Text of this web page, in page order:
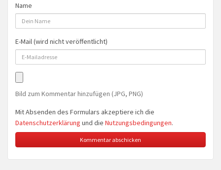
Name
E-Mail (wird nicht veröffentlicht)
Bild zum Kommentar hinzufügen (JPG, PNG)
Mit Absenden des Formulars akzeptiere ich die
Datenschutzerklärung und die Nutzungsbedingungen.